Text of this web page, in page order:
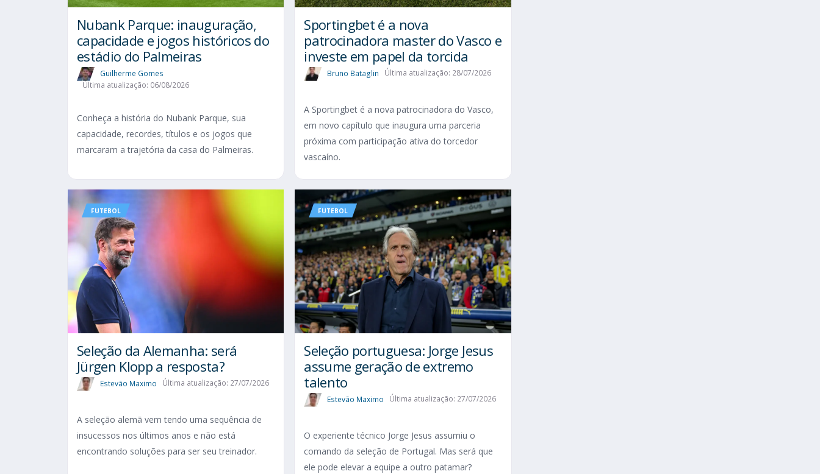
Nubank Parque: inauguração,
capacidade e jogos históricos do
estádio do Palmeiras
Guilherme Gomes
Última atualização: 06/08/2026
Conheça a história do Nubank Parque, sua
capacidade, recordes, títulos e os jogos que
marcaram a trajetória da casa do Palmeiras.
Sportingbet é a nova
patrocinadora master do Vasco e
investe em papel da torcida
Bruno Bataglin Última atualização: 28/07/2026
A Sportingbet é a nova patrocinadora do Vasco,
em novo capítulo que inaugura uma parceria
próxima com participação ativa do torcedor
vascaíno.
FUTEBOL
Seleção da Alemanha: será
Jürgen Klopp a resposta?
Estevão Maximo Última atualização: 27/07/2026
A seleção alemã vem tendo uma sequência de
insucessos nos últimos anos e não está
encontrando soluções para ser seu treinador.
FUTEBOL
Seleção portuguesa: Jorge Jesus
assume geração de extremo
talento
Estevão Maximo Última atualização: 27/07/2026
O experiente técnico Jorge Jesus assumiu o
comando da seleção de Portugal. Mas será que
ele pode elevar a equipe a outro patamar?